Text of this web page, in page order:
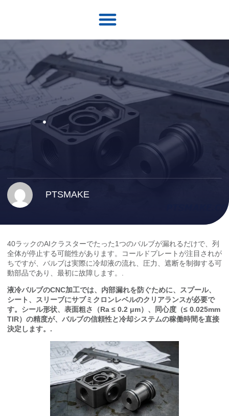
PTSMAKE
40ラックのAIクラスターでたった1つのバルブが漏れるだけで、列
全体が停止する可能性があります。コールドプレートが注目されが
ちですが、バルブは実際に冷却液の流れ、圧力、遮断を制御する可
動部品であり、最初に故障します。.
液冷バルブのCNC加工では、内部漏れを防ぐために、スプール、
シート、スリーブにサブミクロンレベルのクリアランスが必要で
す。シール形状、表面粗さ（Ra ≤ 0.2 μm）、同心度（≤ 0.025mm
TIR）の精度が、バルブの信頼性と冷却システムの稼働時間を直接
決定します。.